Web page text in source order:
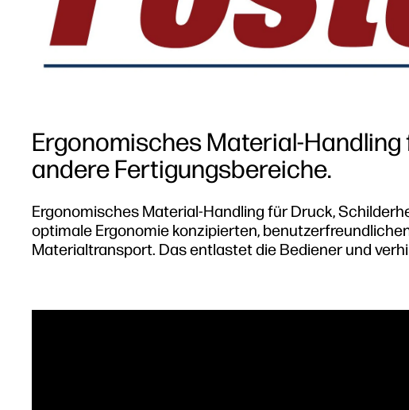
Ergonomisches Material-
andere Fertigungsbereiche.
Ergonomisches Material-Handling für Druck,
optimale Ergonomie konzipierten,
Materialtransport. Das entlastet die Bediener und